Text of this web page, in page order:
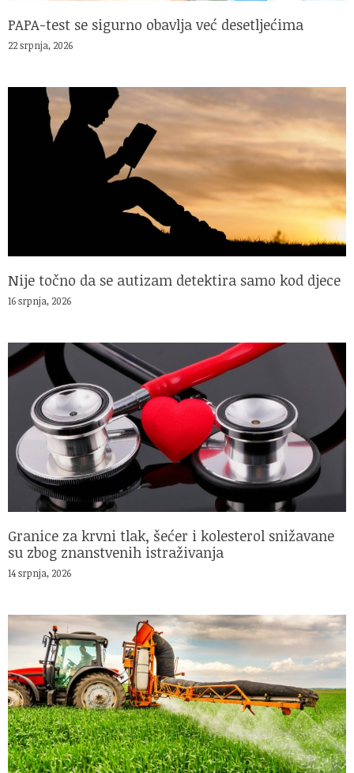
PAPA-test se sigurno obavlja već desetljećima
22 srpnja, 2026
Nije točno da se autizam detektira samo kod djece
16 srpnja, 2026
Granice za krvni tlak, šećer i kolesterol snižavane
su zbog znanstvenih istraživanja
14 srpnja, 2026